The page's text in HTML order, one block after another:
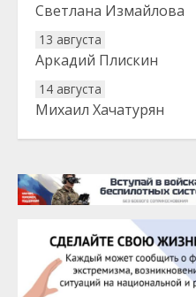
Светлана Измайлова
13 августа
Аркадий Плискин
14 августа
Михаил Хачатурян
20 августа
22 августа
Евгений Ефимов
25 августа
Сэсэгма Бубеева
28 августа